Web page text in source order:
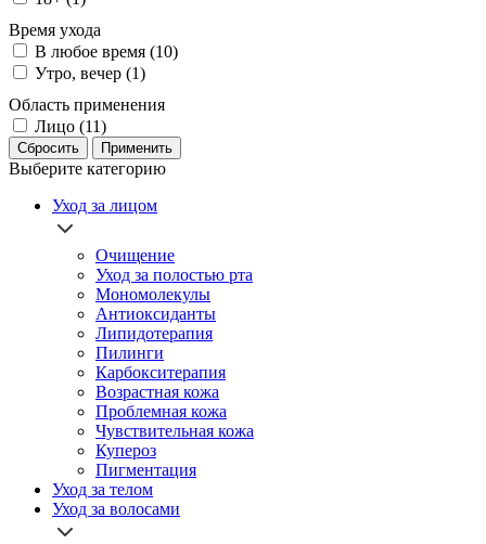
Время ухода
В любое время (10)
Утро, вечер (1)
Область применения
Лицо (11)
Сбросить Применить
Выберите категорию
Уход за лицом
Очищение
Уход за полостью рта
Мономолекулы
Антиоксиданты
Липидотерапия
Пилинги
Карбокситерапия
Возрастная кожа
Проблемная кожа
Чувствительная кожа
Купероз
Пигментация
Уход за телом
Уход за волосами